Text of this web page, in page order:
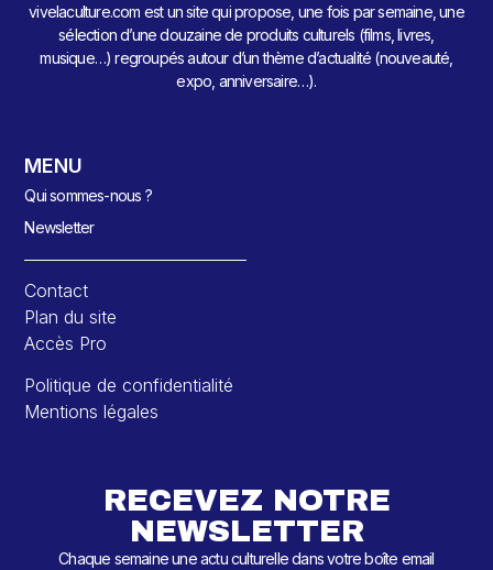
vivelaculture.com est un site qui propose, une fois par semaine, une
sélection d’une douzaine de produits culturels (films, livres,
musique…) regroupés autour d’un thème d’actualité (nouveauté,
expo, anniversaire…).
MENU
Qui sommes-nous ?
Newsletter
Contact
Plan du site
Accès Pro
Politique de confidentialité
Mentions légales
RECEVEZ NOTRE
NEWSLETTER
Chaque semaine une actu culturelle dans votre boîte email